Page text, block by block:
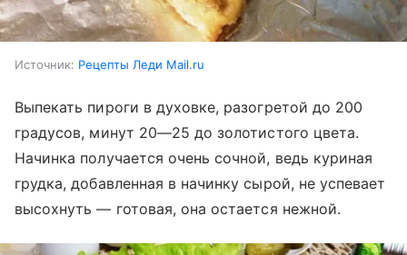
Источник: Рецепты Леди Mail.ru
Выпекать пироги в духовке, разогретой до 200
градусов, минут 20—25 до золотистого цвета.
Начинка получается очень сочной, ведь куриная
грудка, добавленная в начинку сырой, не успевает
высохнуть — готовая, она остается нежной.